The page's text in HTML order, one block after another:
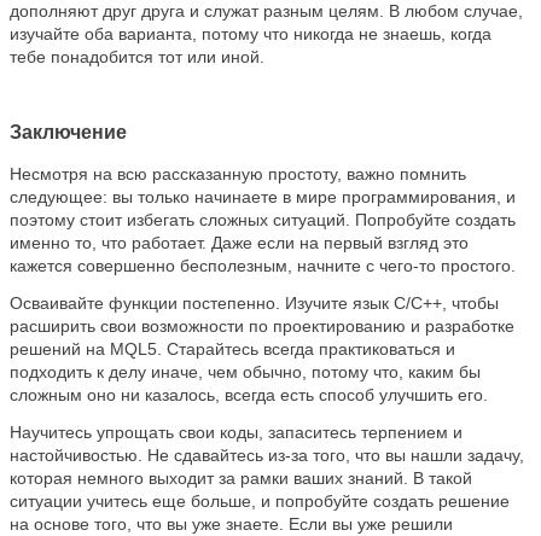
дополняют друг друга и служат разным целям. В любом случае,
изучайте оба варианта, потому что никогда не знаешь, когда
тебе понадобится тот или иной.
Заключение
Несмотря на всю рассказанную простоту, важно помнить
следующее: вы только начинаете в мире программирования, и
поэтому стоит избегать сложных ситуаций. Попробуйте создать
именно то, что работает. Даже если на первый взгляд это
кажется совершенно бесполезным, начните с чего-то простого.
Осваивайте функции постепенно. Изучите язык C/C++, чтобы
расширить свои возможности по проектированию и разработке
решений на MQL5. Старайтесь всегда практиковаться и
подходить к делу иначе, чем обычно, потому что, каким бы
сложным оно ни казалось, всегда есть способ улучшить его.
Научитесь упрощать свои коды, запаситесь терпением и
настойчивостью. Не сдавайтесь из-за того, что вы нашли задачу,
которая немного выходит за рамки ваших знаний. В такой
ситуации учитесь еще больше, и попробуйте создать решение
на основе того, что вы уже знаете. Если вы уже решили